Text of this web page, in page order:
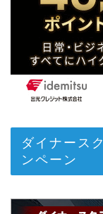
ダイナース
ンペーン